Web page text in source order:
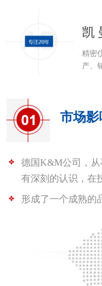
凯
精密
产、
市场影
德国K&M公司，
有深刻的认识，在
形成了一个成熟的